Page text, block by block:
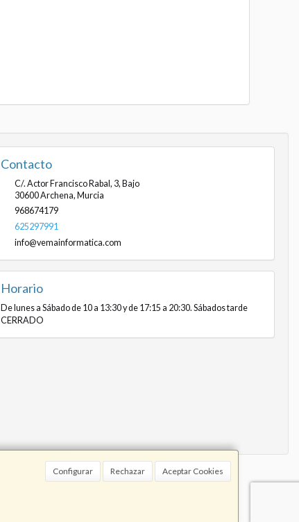
Configurar Rechazar Aceptar Cookies
Contacto
C/. Actor Francisco Rabal, 3, Bajo
30600Archena, Murcia
968674179
625297991
info@vemainformatica.com
Horario
De lunes a Sábado de 10 a 13:30 y de 17:15 a 20:30. Sábados tarde
CERRADO